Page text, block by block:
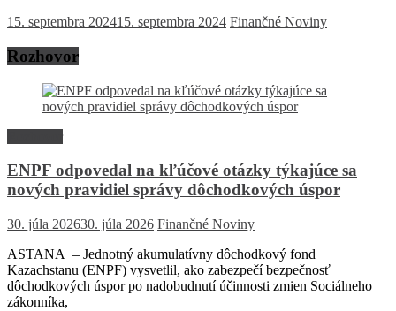
15. septembra 202415. septembra 2024 Finančné Noviny
Rozhovor
ENPF odpovedal na kľúčové otázky týkajúce sa
nových pravidiel správy dôchodkových úspor
30. júla 202630. júla 2026 Finančné Noviny
ASTANA – Jednotný akumulatívny dôchodkový fond
Kazachstanu (ENPF) vysvetlil, ako zabezpečí bezpečnosť
dôchodkových úspor po nadobudnutí účinnosti zmien Sociálneho
zákonníka,